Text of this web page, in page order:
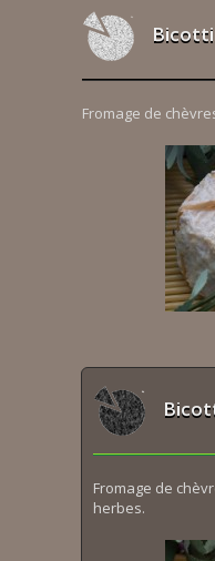
Fromage de
Fromage de
herbes.